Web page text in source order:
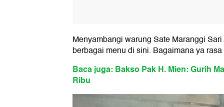
Menyambangi warung Sate Maranggi
berbagai menu di sini. Bagaimana ya
Baca juga: Bakso Pak H. Mien: Gurih
Ribu